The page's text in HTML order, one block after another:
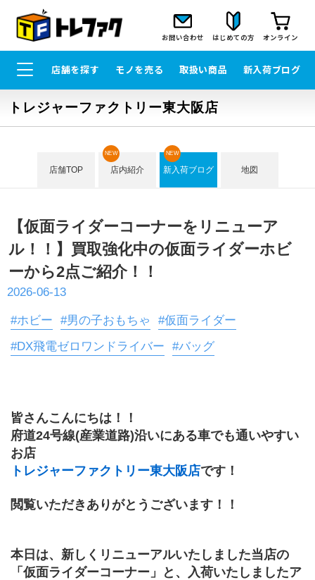
お問い合わせ はじめての方 オンライン
店舗を探す モノを売る 取扱い商品 新入荷ブログ
トレジャーファクトリー東大阪店
店舗TOP 店内紹介
NEW
新入荷ブログ
NEW
地図
【仮面ライダーコーナーをリニューア
ル！！】買取強化中の仮面ライダーホビ
ーから2点ご紹介！！
2026-06-13
#ホビー #男の子おもちゃ
#仮面ライダー
#DX飛電ゼロワンドライバー
#バッグ
皆さんこんにちは！！
府道24号線(産業道路)沿いにある車でも通いやすい
お店
トレジャーファクトリー東大阪店です！
閲覧いただきありがとうございます！！
本日は、新しくリニューアルいたしました当店の
「仮面ライダーコーナー」と、入荷いたしましたア